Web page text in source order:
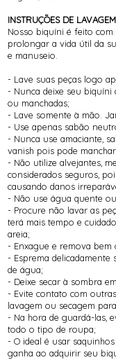
INSTRUÇÕES DE
Nosso biquíni é feito com
prolongar a vida útil da
e manuseio.
- Lave suas peças logo
- Nunca deixe seu
ou manchadas;
- Lave somente à mão.
- Use apenas sabão
- Nunca use amaciante,
vanish pois pode
- Não utilize alvejantes,
considerados seguros,
causando danos
- Não use água quente
- Procure não lavar as
terá mais tempo e
areia;
- Enxague e remova bem
- Esprema delicadamente
de água;
- Deixe secar à sombra
- Evite contato com
lavagem ou secagem
- Na hora de guardá-las,
todo o tipo de roupa;
- O ideal é usar
ganha ao adquirir seu